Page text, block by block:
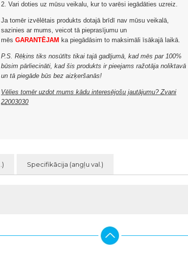
2. Vari doties uz mūsu veikalu, kur to varēsi iegādāties uzreiz.
Ja tomēr izvēlētais produkts dotajā brīdī nav mūsu veikalā,
sazinies ar mums, veicot tā pieprasījumu un
mēsGARANTĒJAM ka piegādāsim to maksimāli īsākajā laikā.
P.S. Rēķins tiks nosūtīts tikai tajā gadījumā, kad mēs par 100%
būsim pārliecināti, kad šis produkts ir pieejams ražotāja noliktavā
un tā piegāde būs bez aizķeršanās!
Vēlies tomēr uzdot mums kādu interesējošu jautājumu? Zvani
22003030
Specifikācija (angļu val.)